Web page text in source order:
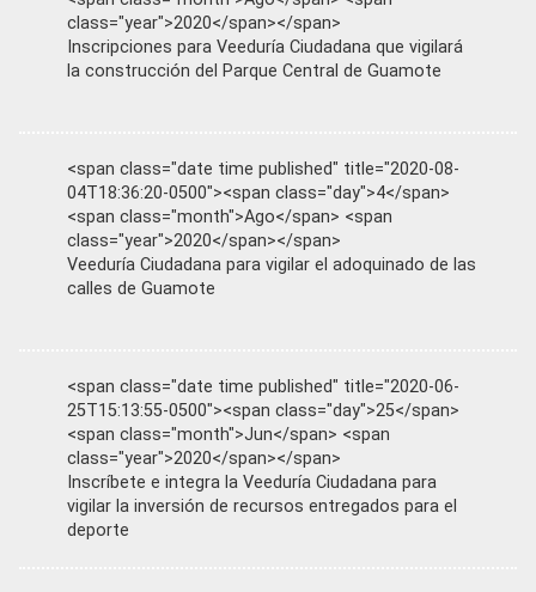
class="year">2020</span></span>
Inscripciones para Veeduría Ciudadana que vigilará
la construcción del Parque Central de Guamote
<span class="date time published" title="2020-08-
04T18:36:20-0500"><span class="day">4</span>
<span class="month">Ago</span> <span
class="year">2020</span></span>
Veeduría Ciudadana para vigilar el adoquinado de las
calles de Guamote
<span class="date time published" title="2020-06-
25T15:13:55-0500"><span class="day">25</span>
<span class="month">Jun</span> <span
class="year">2020</span></span>
Inscríbete e integra la Veeduría Ciudadana para
vigilar la inversión de recursos entregados para el
deporte